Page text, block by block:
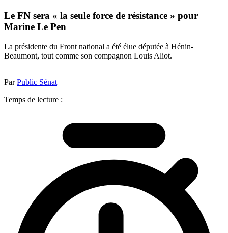
Le FN sera « la seule force de résistance » pour
Marine Le Pen
La présidente du Front national a été élue députée à Hénin-
Beaumont, tout comme son compagnon Louis Aliot.
ParPublic Sénat
Temps de lecture :